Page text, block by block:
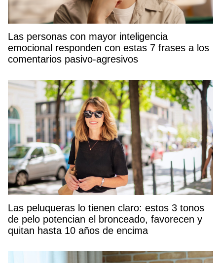
Las personas con mayor inteligencia
emocional responden con estas 7 frases a los
comentarios pasivo-agresivos
Las peluqueras lo tienen claro: estos 3 tonos
de pelo potencian el bronceado, favorecen y
quitan hasta 10 años de encima